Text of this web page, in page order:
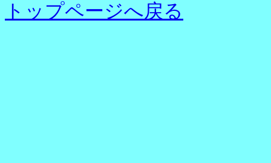
トップページへ戻る